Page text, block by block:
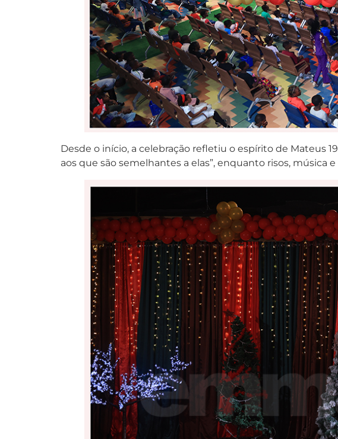
Desde o início, a celebração refletiu o espírito de Mateus
aos que são semelhantes a elas”, enquanto risos, música